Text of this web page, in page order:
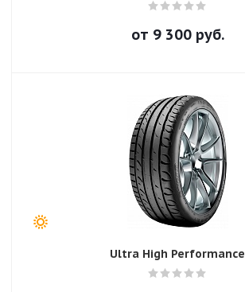
от 9 300руб.
Ultra High Performance